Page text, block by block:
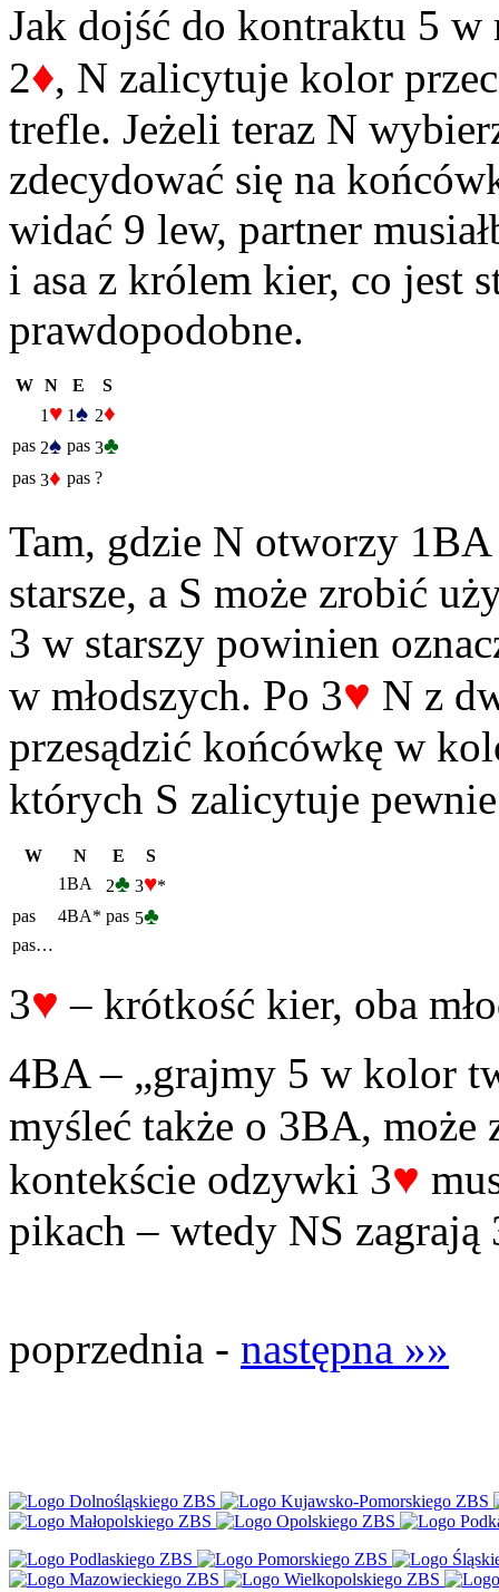
Jak dojść do kontraktu 5 w
2♦, N zalicytuje kolor
trefle. Jeżeli teraz N
zdecydować się na
widać 9 lew, partner
i asa z królem kier, co jest
prawdopodobne.
W N E
S
1 ♥ 1♠ 2♦
pas 2♠ pas 3♣
pas 3♦ pas ?
Tam, gdzie N otworzy
starsze, a S może zrobić
3 w starszy powinien
w młodszych. Po 3♥ N z
przesądzić końcówkę w
których S zalicytuje
W N E
S
1BA
2♣ 3♥*
pas
4BA* pas 5♣
pas…
3♥ – krótkość kier, oba
4BA – „grajmy 5 w kolor
myśleć także o 3BA, może
kontekście odzywki 3♥
pikach – wtedy NS
poprzednia - następna »»